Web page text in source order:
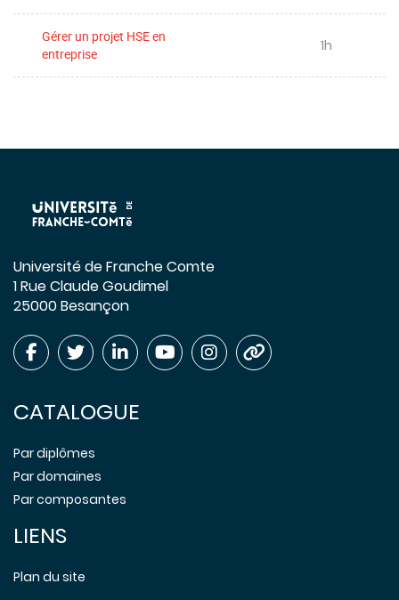
Gérer un projet HSE en
entreprise
1h
Université de Franche Comte
1 Rue Claude Goudimel
25000 Besançon
CATALOGUE
Par diplômes
Par domaines
Par composantes
LIENS
Plan du site